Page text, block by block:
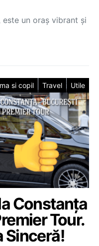
este un oraș vibrant și
si copil Travel Utile
Constanța
Tour.
Sinceră!